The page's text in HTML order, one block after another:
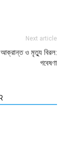
Next article
আক্রান্ত ও মৃত্যু বিরল:
গবেষণা